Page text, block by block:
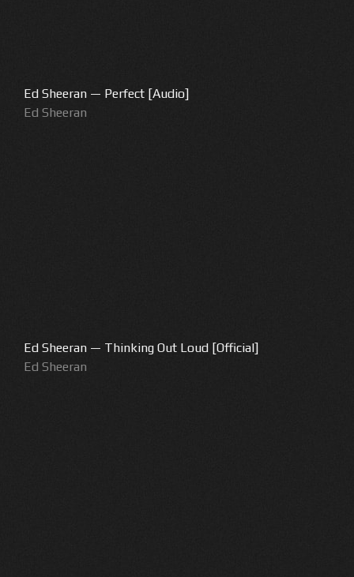
Ed Sheeran — Perfect [Audio]
Ed Sheeran
Ed Sheeran — Thinking Out Loud [Official]
Ed Sheeran